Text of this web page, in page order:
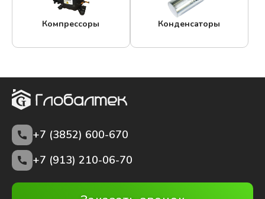
Компрессоры Конденсаторы
+7 (3852) 600-670
+7 (913) 210-06-70